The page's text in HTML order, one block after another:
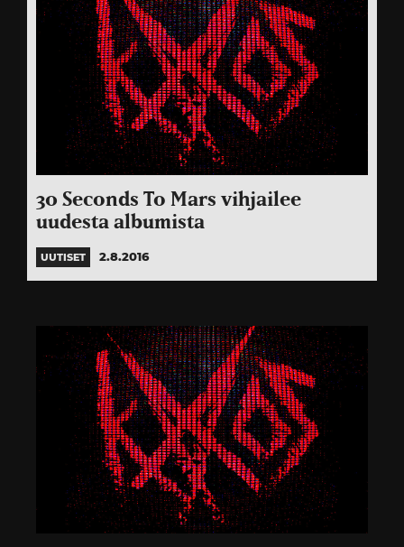
30 Seconds To Mars vihjailee
uudesta albumista
UUTISET 2.8.2016